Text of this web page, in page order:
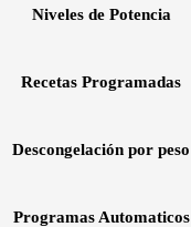
Niveles de Potencia
Recetas Programadas
Descongelación por peso
Programas Automaticos